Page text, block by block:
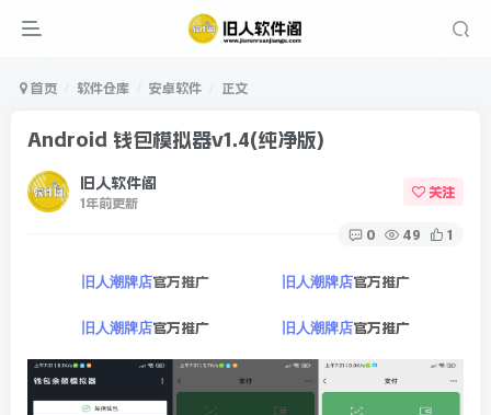
首页 软件仓库 安卓软件 正文
Android 钱包模拟器v1.4(纯净版)
旧人软件阁
1年前更新
关注
0 49 1
旧人潮牌店官方推广 旧人潮牌店官方推广
旧人潮牌店官方推广 旧人潮牌店官方推广